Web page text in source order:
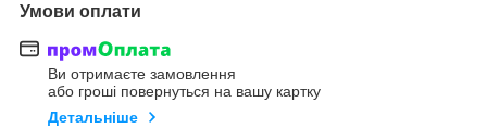
Умови оплати
Ви отримаєте замовлення
або гроші повернуться на вашу картку
Детальніше